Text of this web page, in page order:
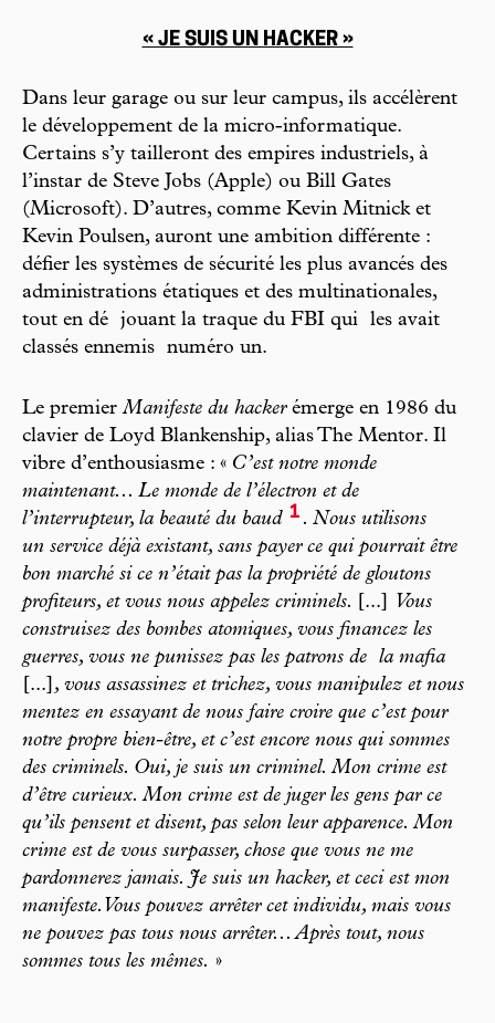
« JE SUIS UN HACKER »
Dans leur garage ou sur leur campus, ils accélèrent
le développement de la micro-informatique.
Certains s’y tailleront des empires industriels, à
l’instar de Steve Jobs (Apple) ou Bill Gates
(Microsoft). D’autres, comme Kevin Mitnick et
Kevin Poulsen, auront une ambition différente :
défier les systèmes de sécurité les plus avancés des
administrations étatiques et des multinationales,
tout en dé jouant la traque du FBI qui les avait
classés ennemis numéro un.
Le premierManifeste du hacker émerge en 1986 du
clavier de Loyd Blankenship, alias The Mentor. Il
vibre d’enthousiasme : « C’est notre monde
maintenant... Le monde de l’électron et de
l’interrupteur, la beauté du baud 1 . Nous utilisons
un service déjà existant, sans payer ce qui pourrait être
bon marché si ce n’était pas la propriété de gloutons
profiteurs, et vous nous appelez criminels.
[...]
Vous
construisez des bombes atomiques, vous financez les
guerres, vous ne punissez pas les patrons de la mafia
[...] , vous assassinez et trichez, vous manipulez et nous
mentez en essayant de nous faire croire que c’est pour
notre propre bien-être, et c’est encore nous qui sommes
des criminels. Oui, je suis un criminel. Mon crime est
d’être curieux. Mon crime est de juger les gens par ce
qu’ils pensent et disent, pas selon leur apparence. Mon
crime est de vous surpasser, chose que vous ne me
pardonnerez jamais. Je suis un hacker, et ceci est mon
manifeste. Vous pouvez arrêter cet individu, mais vous
ne pouvez pas tous nous arrêter... Après tout, nous
sommes tous les mêmes. »